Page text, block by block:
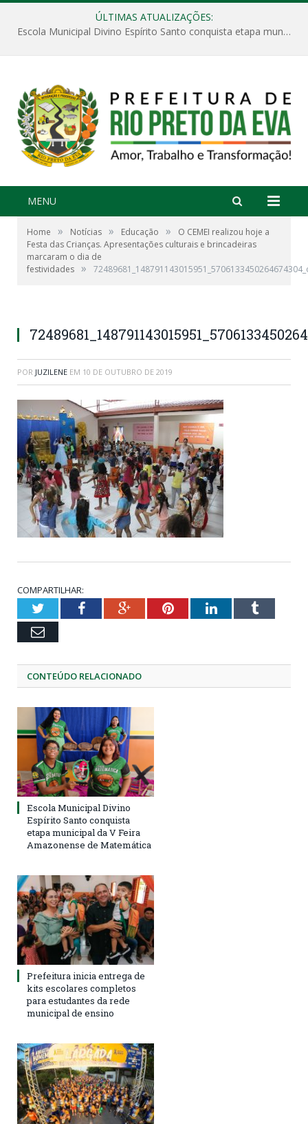
ÚLTIMAS ATUALIZAÇÕES:
Escola Municipal Divino Espírito Santo conquista etapa municipal da V Feira Amazonense de Matemática
MENU
Home » Notícias » Educação »
O CEMEI realizou hoje a
Festa das Crianças. Apresentações culturais e brincadeiras
marcaram o dia de
festividades »
POR JUZILENE EM 10 DE OUTUBRO DE 2019
COMPARTILHAR:
TwitterFacebookGoogle+PinterestLinkedInTumblr
Email
CONTEÚDO RELACIONADO
Escola Municipal Divino
Espírito Santo conquista
etapa municipal da V Feira
Amazonense de Matemática
Prefeitura inicia entrega de
kits escolares completos
para estudantes da rede
municipal de ensino